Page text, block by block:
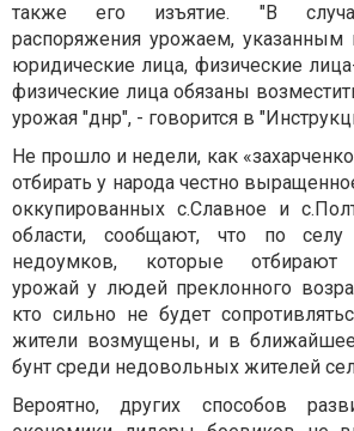
также его изъятие. "В
распоряжения урожаем, указанным
юридические лица, физические
физические лица обязаны
урожая "днр", - говорится в
Не прошло и недели, как
отбирать у народа честно
оккупированных с.Славное и
области, сообщают, что по селу
недоумков, которые отбирают
урожай у людей преклонного
кто сильно не будет
жители возмущены, и в
бунт среди недовольных жителей
Вероятно, других способов